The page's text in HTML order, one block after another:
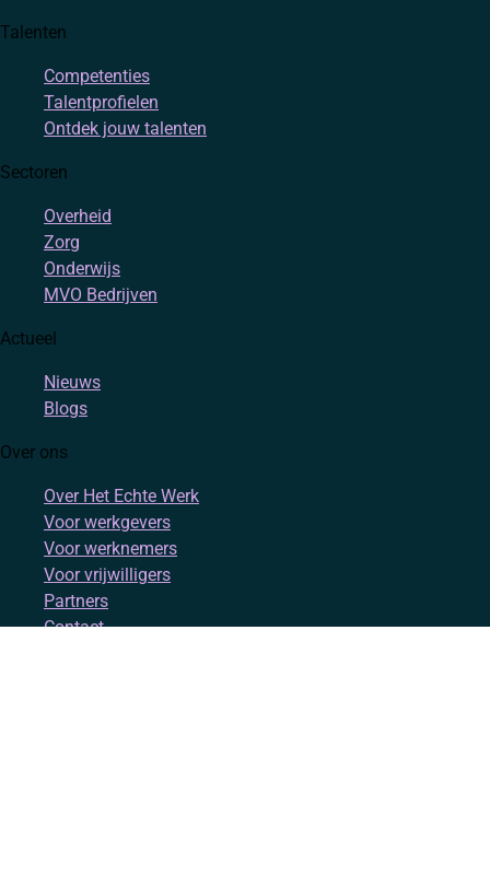
Talenten
Competenties
Talentprofielen
Ontdek jouw talenten
Sectoren
Overheid
Zorg
Onderwijs
MVO Bedrijven
Actueel
Nieuws
Blogs
Over ons
Over Het Echte Werk
Voor werkgevers
Voor werknemers
Voor vrijwilligers
Partners
Contact